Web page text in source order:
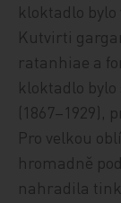
kloktadlo
Kutvirti
ratanhiae a
kloktadlo
(1867–1929),
Pro velkou
hromadně
nahradila